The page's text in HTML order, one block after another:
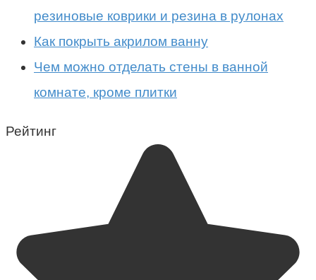
резиновые коврики и резина в рулонах
Как покрыть акрилом ванну
Чем можно отделать стены в ванной
комнате, кроме плитки
Рейтинг